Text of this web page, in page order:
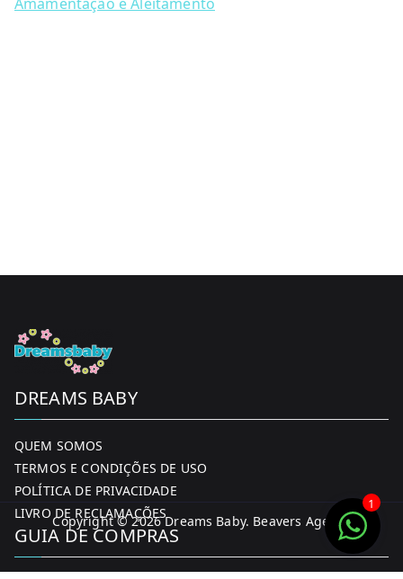
DREAMS BABY
QUEM SOMOS
TERMOS E CONDIÇÕES DE USO
POLÍTICA DE PRIVACIDADE
LIVRO DE RECLAMAÇÕES
GUIA DE COMPRAS
Copyright © 2026Dreams Baby. Beavers Agency
1